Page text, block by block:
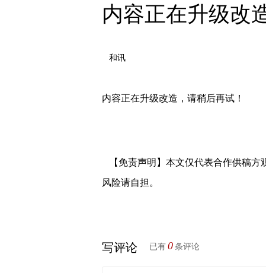
内容正在升级改
和讯
内容正在升级改造，请稍后再试！
【免责声明】本文仅代表合作供稿方
风险请自担。
写评论 已有 0 条评论